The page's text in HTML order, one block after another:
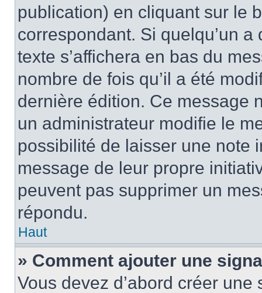
publication) en cliquant sur le
correspondant. Si quelqu’un
texte s’affichera en bas du
nombre de fois qu’il a été
dernière édition. Ce message
un administrateur modifie le
possibilité de laisser une note
message de leur propre
peuvent pas supprimer un
répondu.
Haut
» Comment ajouter une
Vous devez d’abord créer